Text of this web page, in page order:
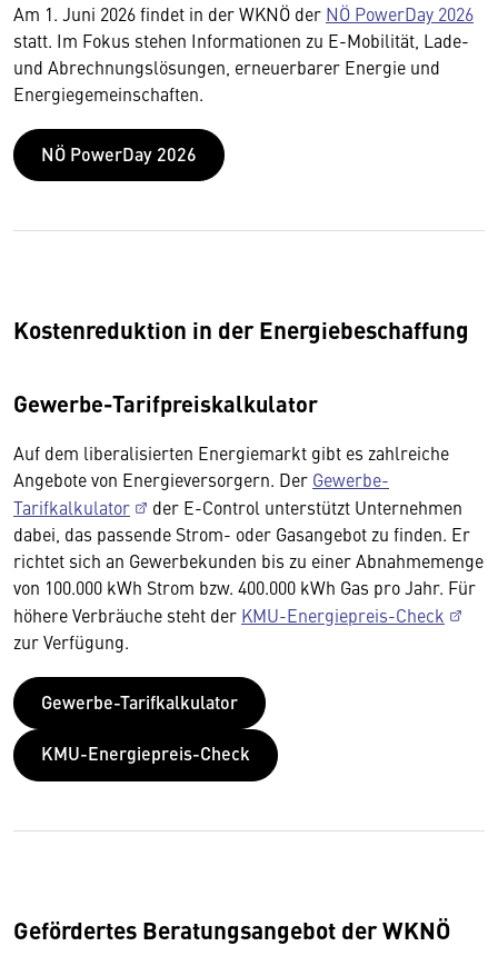
Am 1. Juni 2026 findet in der WKNÖ der NÖ PowerDay 2026
statt. Im Fokus stehen Informationen zu E-Mobilität, Lade-
und Abrechnungslösungen, erneuerbarer Energie und
Energiegemeinschaften.
NÖ PowerDay 2026
Kostenreduktion in der Energiebeschaffung
Gewerbe-Tarifpreiskalkulator
Auf dem liberalisierten Energiemarkt gibt es zahlreiche
Angebote von Energieversorgern. Der Gewerbe-
Tarifkalkulator
der E-Control unterstützt Unternehmen
dabei, das passende Strom- oder Gasangebot zu finden. Er
richtet sich an Gewerbekunden bis zu einer Abnahmemenge
von 100.000 kWh Strom bzw. 400.000 kWh Gas pro Jahr. Für
höhere Verbräuche steht der KMU-Energiepreis-Check
zur Verfügung.
Gewerbe-Tarifkalkulator
KMU-Energiepreis-Check
Gefördertes Beratungsangebot der WKNÖ